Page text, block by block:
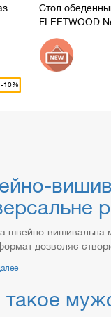
-10%
Стол
FLEETWOOD
швейно-вишивальна
дозволяє
такое